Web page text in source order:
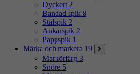
Dyckert 2
Bandad spik 8
Stålspik 2
Ankarspik 2
Pappspik 1
Märka och markera 19
Markörfärg 3
Snöre 5